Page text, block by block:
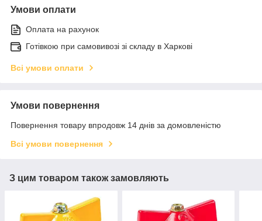
Умови оплати
Оплата на рахунок
Готівкою при самовивозі зі складу в Харкові
Всі умови оплати
Умови повернення
Повернення товару впродовж 14 днів за домовленістю
Всі умови повернення
З цим товаром також замовляють